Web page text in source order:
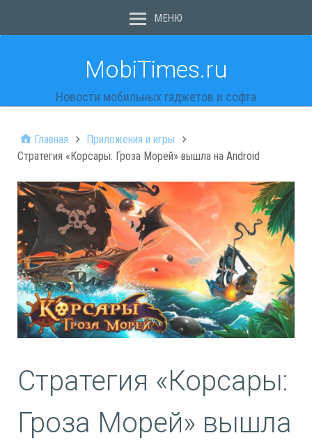
МЕНЮ
MobiTimes.ru
Новости мобильных гаджетов и софта
Главная
Приложения и игры
Стратегия «Корсары: Гроза Морей» вышла на Android
Стратегия «Корсары:
Гроза Морей» вышла